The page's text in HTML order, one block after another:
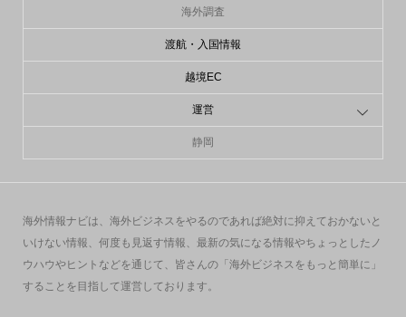
海外調査
渡航・入国情報
越境EC
運営
静岡
海外情報ナビは、海外ビジネスをやるのであれば絶対に抑えておかないと
いけない情報、何度も見返す情報、最新の気になる情報やちょっとしたノ
ウハウやヒントなどを通じて、皆さんの「海外ビジネスをもっと簡単に」
することを目指して運営しております。